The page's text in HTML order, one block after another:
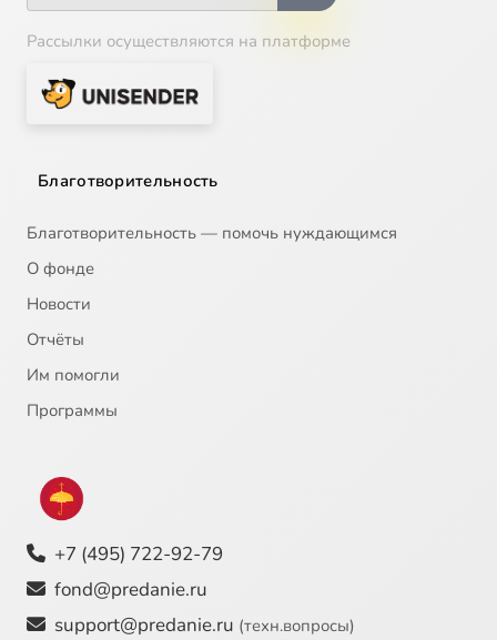
Рассылки осуществляются на платформе
Благотворительность
Благотворительность — помочь нуждающимся
О фонде
Новости
Отчёты
Им помогли
Программы
+7 (495) 722-92-79
fond@predanie.ru
support@predanie.ru (техн.вопросы)